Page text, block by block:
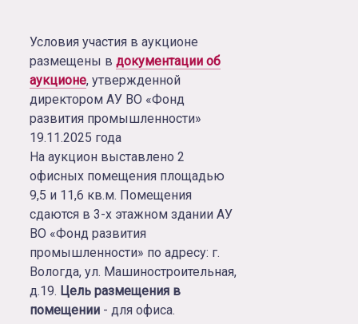
Условия участия в аукционе
размещены вдокументации об
аукционе, утвержденной
директором АУ ВО «Фонд
развития промышленности»
19.11.2025 года
На аукцион выставлено 2
офисных помещения площадью
9,5 и 11,6 кв.м. Помещения
сдаются в 3-х этажном здании АУ
ВО «Фонд развития
промышленности» по адресу: г.
Вологда, ул. Машиностроительная,
д.19. Цель размещения в
помещении - для офиса.